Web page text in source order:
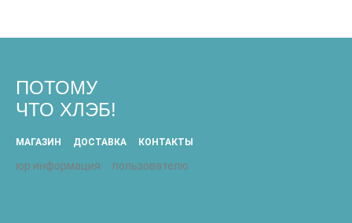
ПОТОМУ
ЧТО ХЛЭБ!
МАГАЗИН ДОСТАВКА КОНТАКТЫ
юр информация пользователю